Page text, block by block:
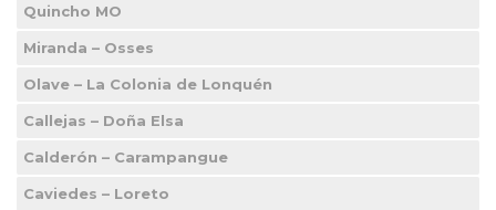
Quincho MO
Miranda – Osses
Olave – La Colonia de Lonquén
Callejas – Doña Elsa
Calderón – Carampangue
Caviedes – Loreto